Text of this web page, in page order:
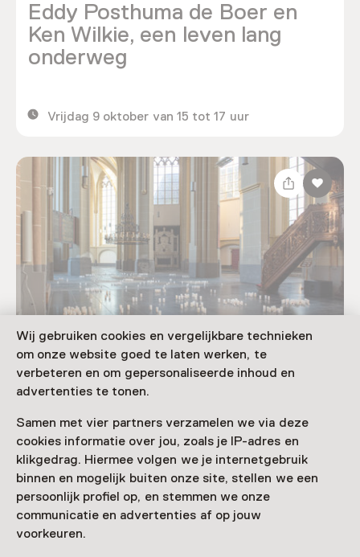
Wij gebruiken cookies en vergelijkbare technieken
om onze website goed te laten werken, te
verbeteren en om gepersonaliseerde inhoud en
advertenties te tonen.
Samen met vier partners verzamelen we via deze
cookies informatie over jou, zoals je IP-adres en
klikgedrag. Hiermee volgen we je internetgebruik
binnen en mogelijk buiten onze site, stellen we een
persoonlijk profiel op, en stemmen we onze
communicatie en advertenties af op jouw
voorkeuren.
Eddy Posthuma de Boer en
Ken Wilkie, een leven lang
onderweg
Vrijdag 9 oktober van 15 tot 17 uur
Pelgrimage en de Sint-
Walburgiskerk te Zutphen
Lezing
Vrijdag 16 oktober van 19:30 tot 21:30 uur